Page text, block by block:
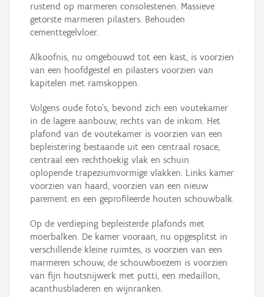
rustend op marmeren consolestenen. Massieve
getorste marmeren pilasters. Behouden
cementtegelvloer.
Alkoofnis, nu omgebouwd tot een kast, is voorzien
van een hoofdgestel en pilasters voorzien van
kapitelen met ramskoppen.
Volgens oude foto's, bevond zich een voutekamer
in de lagere aanbouw, rechts van de inkom. Het
plafond van de voutekamer is voorzien van een
bepleistering bestaande uit een centraal rosace,
centraal een rechthoekig vlak en schuin
oplopende trapeziumvormige vlakken. Links kamer
voorzien van haard, voorzien van een nieuw
parement en een geprofileerde houten schouwbalk.
Op de verdieping bepleisterde plafonds met
moerbalken. De kamer vooraan, nu opgesplitst in
verschillende kleine ruimtes, is voorzien van een
marmeren schouw, de schouwboezem is voorzien
van fijn houtsnijwerk met putti, een medaillon,
acanthusbladeren en wijnranken.